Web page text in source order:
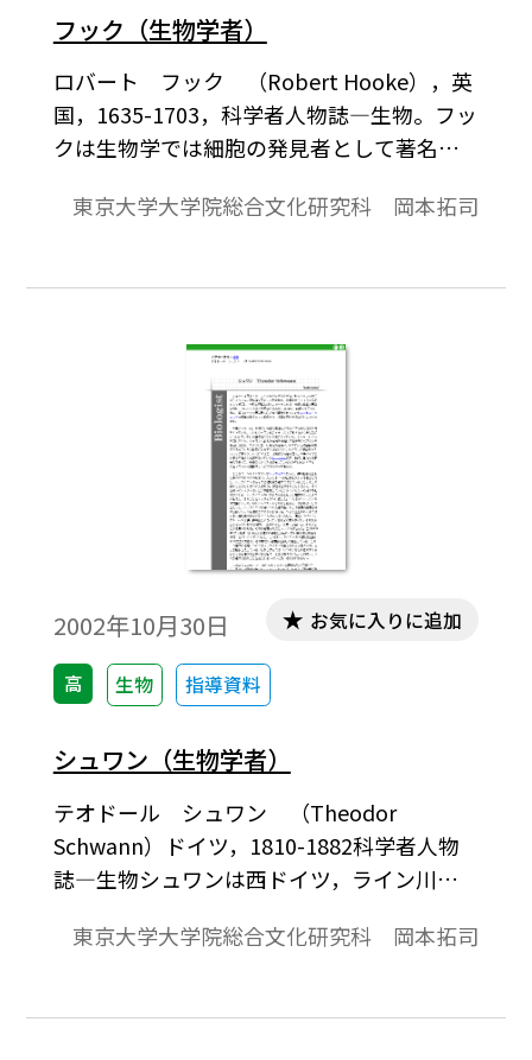
フック（生物学者）
ロバート フック （Robert Hooke），英
国，1635-1703，科学者人物誌―生物。フッ
クは生物学では細胞の発見者として著名で
発見者として物理学でもよく知られてい
な自然科学が定着し始めた時代で，まだ物
以前であったため，一人の人物が天文の研
究から物理・化学・生物など，何でも手が
けた時代だったのである。その中でもフッ
クはとくに幅広く，いろいろな研究に手を
下し，それなりに価値ある成果をあげた人
として，目立った存在である。
東京大学大学院総合文化研究科 岡本拓司
2002年10月30日
高 生物 指導資料
お気に入りに追加
シュワン（生物学者）
テオドール シュワン （Theodor
Schwann）ドイツ，1810-1882科学者人物
誌―生物シュワンは西ドイツ，ライン川を
スに，書籍商の子として生まれた。敬虔な
職に就くことを志したが，教師の影響で医
東京大学大学院総合文化研究科 岡本拓司